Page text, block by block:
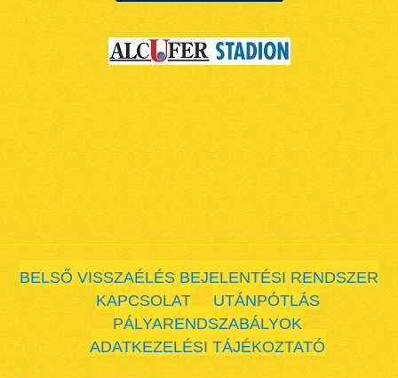
BELSŐ VISSZAÉLÉS BEJELENTÉSI RENDSZER
KAPCSOLAT
UTÁNPÓTLÁS
PÁLYARENDSZABÁLYOK
ADATKEZELÉSI TÁJÉKOZTATÓ